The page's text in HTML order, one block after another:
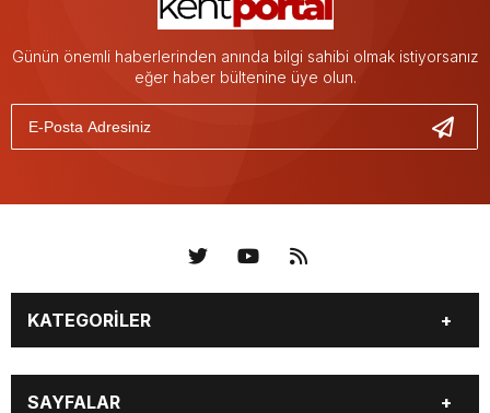
Günün önemli haberlerinden anında bilgi sahibi olmak istiyorsanız
eğer haber bültenine üye olun.
KATEGORİLER
KÜNYE BİZE ULAŞIN
SAYFALAR